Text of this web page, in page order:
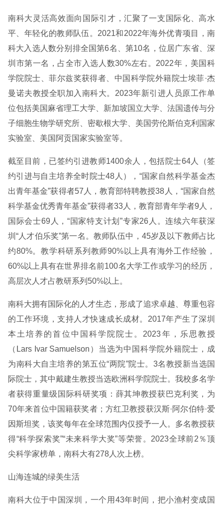
南科大灵活高效面向国际引才，汇聚了一支国际化、高水
平、年轻化的教师队伍。2021和2022年海外优青项目，南
科大入选人数分别排全国第6名、第10名，位居广东省、深
圳市第一名，占全市入选人数30%左右。2022年，美国科
学院院士、菲尔兹奖获得者、中国科学院外籍院士埃菲·杰
曼诺夫教授全职加入南科大。2023年新引进人员原工作单
位包括美国麻省理工大学、新加坡国立大学、法国遗传与分
子细胞生物学研究所、密歇根大学、美国劳伦斯伯克利国家
实验室、美国阿贡国家实验室等。
截至目前，已签约引进教师1400余人，包括院士64人（签
约引进与自主培养全时院士48人），“国家自然科学基金杰
出青年基金”获得者57人，教育部特聘教授38人，“国家自然
科学基金优秀青年基金”获得者33人，教育部青年学者9人，
国际会士69人，“国家特支计划”专家26人。连续六年获深
圳“人才伯乐奖”第一名。教师队伍中，45岁及以下教师占比
约80%。教学科研系列教师90%以上具有海外工作经验，
60%以上具有在世界排名前100名大学工作或学习的经历，
高层次人才占教研系列50%以上。
南科大拥有国际化的人才生态，形成了追求卓越、尊重包容
的工作环境，支持人才快速成长成材。2017年产生了深圳
本土培养的首位中国科学院院士。2023年，乐思教授
（Lars Ivar Samuelson）当选为中国科学院外籍院士，成
为南科大自主培养的第五位“两院”院士。3名教授新当选国
际院士，其中戴建生教授当选欧洲科学院院士。我校多名学
者获得重量级国际科研奖项：薛其坤教授获巴克利奖，为
70年来首位中国籍获奖者；方红卫教授获汉斯·阿尔伯特·爱
因斯坦奖，该奖每年在全球范围内仅授予一人。多名教授获
得“科学探索奖”“未来科学大奖”等荣誉。2023全球前2％顶
尖科学家榜单，南科大有278人次上榜。
山海连城的绿美生活
南科大位于中国深圳，一个用43年时间，把小渔村变成国